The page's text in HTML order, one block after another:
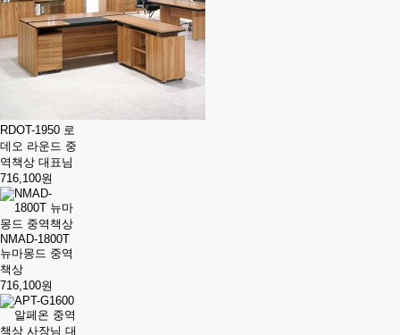
RDOT-1950 로
데오 라운드 중
역책상 대표님
716,100원
NMAD-1800T
뉴마몽드 중역
책상
716,100원